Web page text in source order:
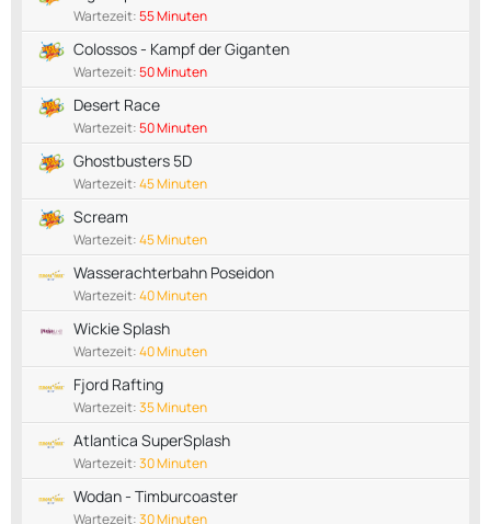
Wartezeit:55 Minuten
Colossos - Kampf der Giganten
Wartezeit:50 Minuten
Desert Race
Wartezeit:50 Minuten
Ghostbusters 5D
Wartezeit:45 Minuten
Scream
Wartezeit:45 Minuten
Wasserachterbahn Poseidon
Wartezeit:40 Minuten
Wickie Splash
Wartezeit:40 Minuten
Fjord Rafting
Wartezeit:35 Minuten
Atlantica SuperSplash
Wartezeit:30 Minuten
Wodan - Timburcoaster
Wartezeit:30 Minuten